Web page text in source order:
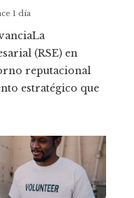
1 día
(RSE) en
reputacional
estratégico que